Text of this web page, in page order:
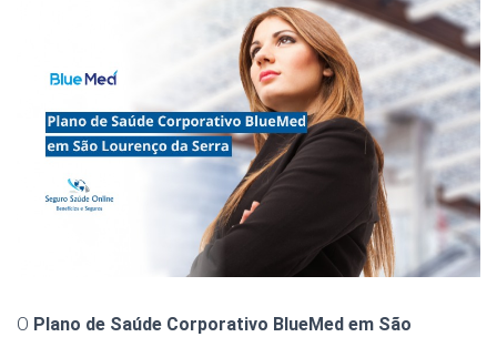
O Plano de Saúde Corporativo BlueMed em São